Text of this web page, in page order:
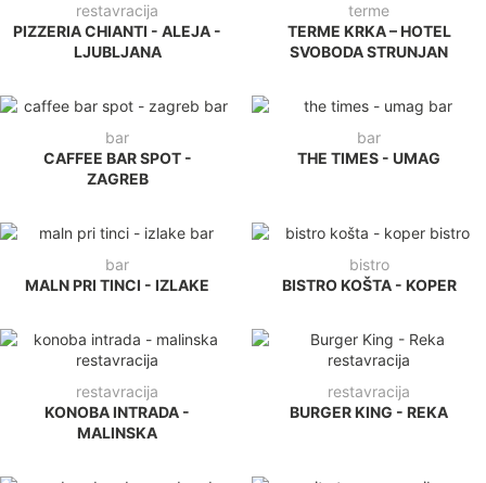
restavracija
PIZZERIA CHIANTI - ALEJA -
LJUBLJANA
terme
TERME KRKA – HOTEL
SVOBODA STRUNJAN
bar
CAFFEE BAR SPOT -
ZAGREB
bar
THE TIMES - UMAG
bar
MALN PRI TINCI - IZLAKE
bistro
BISTRO KOŠTA - KOPER
restavracija
KONOBA INTRADA -
MALINSKA
restavracija
BURGER KING - REKA